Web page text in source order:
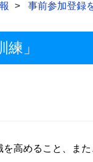
事前参加登録
」
高めること、ま